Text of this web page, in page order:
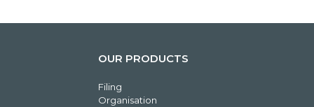
OUR PRODUCTS
Filing
Organisation